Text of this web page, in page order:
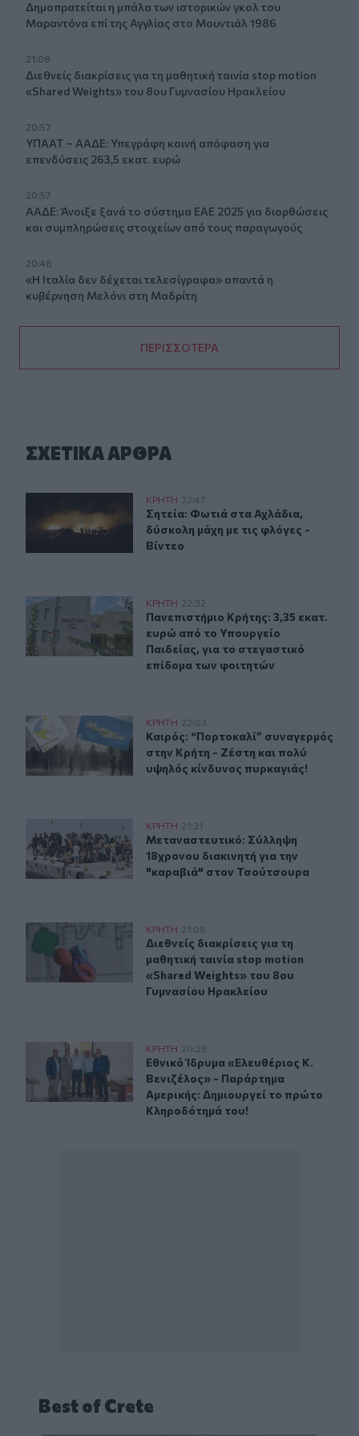
Δημοπρατείται η μπάλα των ιστορικών γκολ του
Μαραντόνα επί της Αγγλίας στο Μουντιάλ 1986
21:08
Διεθνείς διακρίσεις για τη μαθητική ταινία stop motion
«Shared Weights» του 8ου Γυμνασίου Ηρακλείου
20:57
ΥΠΑΑΤ – ΑΑΔΕ: Υπεγράφη κοινή απόφαση για
επενδύσεις 263,5 εκατ. ευρώ
20:57
ΑΑΔΕ: Άνοιξε ξανά το σύστημα ΕΑΕ 2025 για διορθώσεις
και συμπληρώσεις στοιχείων από τους παραγωγούς
20:48
«Η Ιταλία δεν δέχεται τελεσίγραφα» απαντά η
κυβέρνηση Μελόνι στη Μαδρίτη
ΠΕΡΙΣΣΟΤΕΡΑ
ΣΧΕΤΙΚA AΡΘΡΑ
Σητεία: Φωτιά στα Αχλάδια, δύσκολη μάχη με τις
ΚΡΗΤΗ 22:47
Σητεία: Φωτιά στα Αχλάδια,
Σητεία: Φωτιά στα Αχλάδια,
δύσκολη μάχη με τις φλόγες -
Βίντεο
Πανεπιστήμιο Κρήτης: 3,35 εκατ. ευρώ από το
ΚΡΗΤΗ 22:32
Πανεπιστήμιο Κρήτης: 3,35 εκατ.
Πανεπιστήμιο Κρήτης: 3,35 εκατ.
ευρώ από το Υπουργείο
Παιδείας, για το στεγαστικό
επίδομα των φοιτητών
Καιρός: “Πορτοκαλί” συναγερμός στην Κρήτη - Ζέστη
ΚΡΗΤΗ 22:03
Καιρός: “Πορτοκαλί” συναγερμός
Καιρός: “Πορτοκαλί” συναγερμός
στην Κρήτη - Ζέστη και πολύ
υψηλός κίνδυνος πυρκαγιάς!
Μεταναστευτικό: Σύλληψη 18χρονου διακινητή για
ΚΡΗΤΗ 21:31
Μεταναστευτικό: Σύλληψη
Μεταναστευτικό: Σύλληψη
18χρονου διακινητή για την
"καραβιά" στον Τσούτσουρα
Διεθνείς διακρίσεις για τη μαθητική ταινία stop
ΚΡΗΤΗ 21:08
Διεθνείς διακρίσεις για τη
Διεθνείς διακρίσεις για τη
μαθητική ταινία stop motion
«Shared Weights» του 8ου
Γυμνασίου Ηρακλείου
Εθνικό Ίδρυμα «Ελευθέριος Κ. Βενιζέλος» -
ΚΡΗΤΗ 20:28
Εθνικό Ίδρυμα «Ελευθέριος Κ.
Εθνικό Ίδρυμα «Ελευθέριος Κ.
Βενιζέλος» - Παράρτημα
Αμερικής: Δημιουργεί το πρώτο
Κληροδότημά του!
Best of Crete